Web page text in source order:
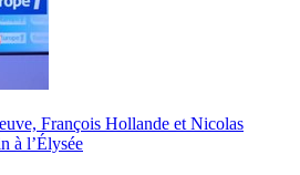
François Hollande et Nicolas
à l’Élysée